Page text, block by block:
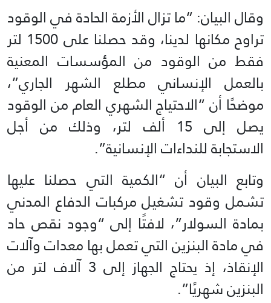
وقال البيان: “ما تزال الأزمة الحادة في الوقود
تراوح مكانها لدينا، وقد حصلنا على 1500 لتر
فقط من الوقود من المؤسسات المعنية
بالعمل الإنساني مطلع الشهر الجاري”،
موضحًا أن “الاحتياج الشهري العام من الوقود
يصل إلى 15 ألف لتر، وذلك من أجل
الاستجابة للنداءات الإنسانية”.
وتابع البيان أن “الكمية التي حصلنا عليها
تشمل وقود تشغيل مركبات الدفاع المدني
بمادة السولار”، لافتًا إلى “وجود نقص حاد
في مادة البنزين التي تعمل بها معدات وآلات
الإنقاذ، إذ يحتاج الجهاز إلى 3 آلاف لتر من
البنزين شهريًا”.